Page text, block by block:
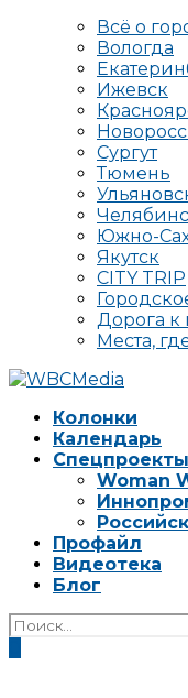
Всё о
Вологда
Ижевск
Сургут
Тюмень
Южно-
Якутск
CITY TRIP
Дорога
Места,
Колонки
Календарь
Спецпроекты
Woman
Профайл
Видеотека
Блог